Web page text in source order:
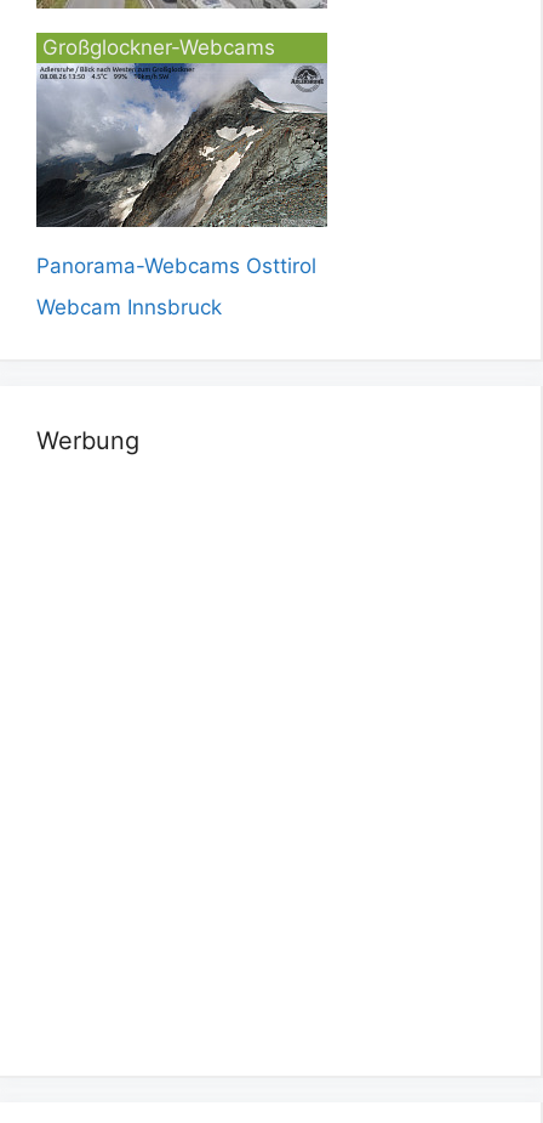
Großglockner-Webcams
Panorama-Webcams Osttirol
Webcam Innsbruck
Werbung